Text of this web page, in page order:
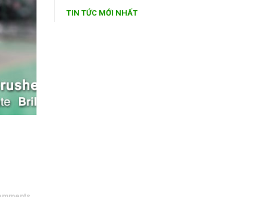
TIN TỨC MỚI NHẤT